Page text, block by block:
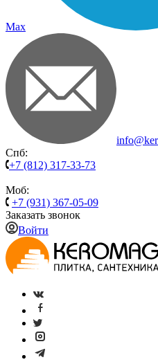
Max
Спб:
+7 (812) 317-33-73
Моб:
+7 (931) 367-05-09
Заказать звонок
Войти